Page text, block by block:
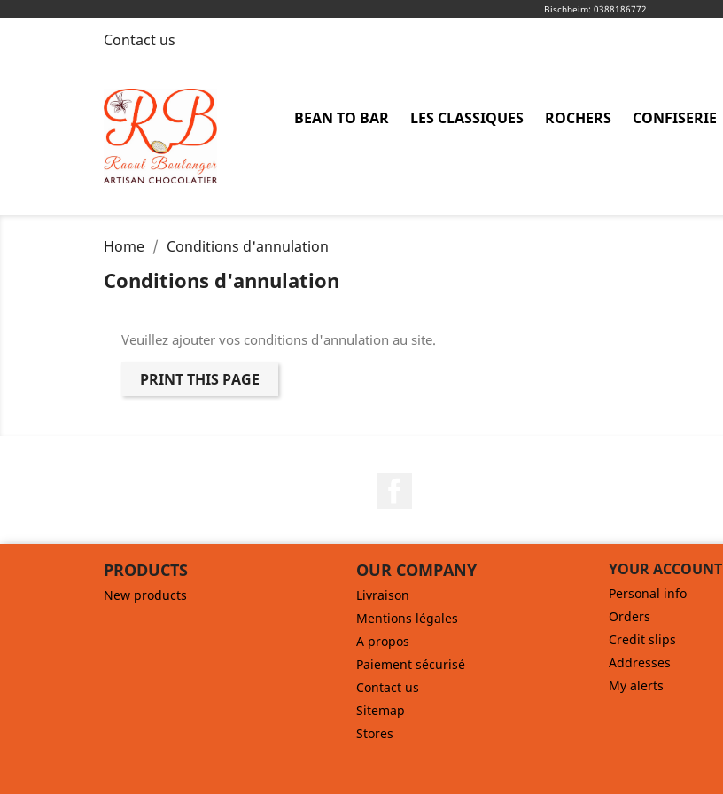
Bischheim: 0388186772
Contact us
BEAN TO BAR LES CLASSIQUES ROCHERS CONFISERIE
Home Conditions d'annulation
Conditions d'annulation
Veuillez ajouter vos conditions d'annulation au site.
PRODUCTS
New products
OUR COMPANY
Livraison
Mentions légales
A propos
Paiement sécurisé
Contact us
Sitemap
Stores
YOUR ACCOUNT
Personal info
Orders
Credit slips
Addresses
My alerts